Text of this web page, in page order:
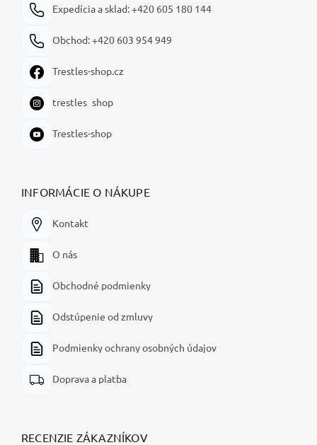
Expedícia a sklad: +420 605 180 144
Obchod: +420 603 954 949
Trestles-shop.cz
trestles_shop
Trestles-shop
INFORMÁCIE O NÁKUPE
Kontakt
O nás
Obchodné podmienky
Odstúpenie od zmluvy
Podmienky ochrany osobných údajov
Doprava a platba
RECENZIE ZÁKAZNÍKOV